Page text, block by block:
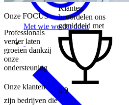
Met wie we dat doen
Onze FOCUS
Professionals
verder laten
groeien dankzij
onze
ondersteuning
Onze klanten
zijn bedrijven die
Klanten
beoordelen ons
gemiddeld met
8,9